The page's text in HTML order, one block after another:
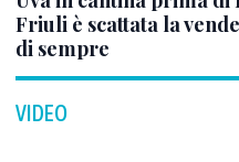
Friuli è scattata la
di sempre
VIDEO